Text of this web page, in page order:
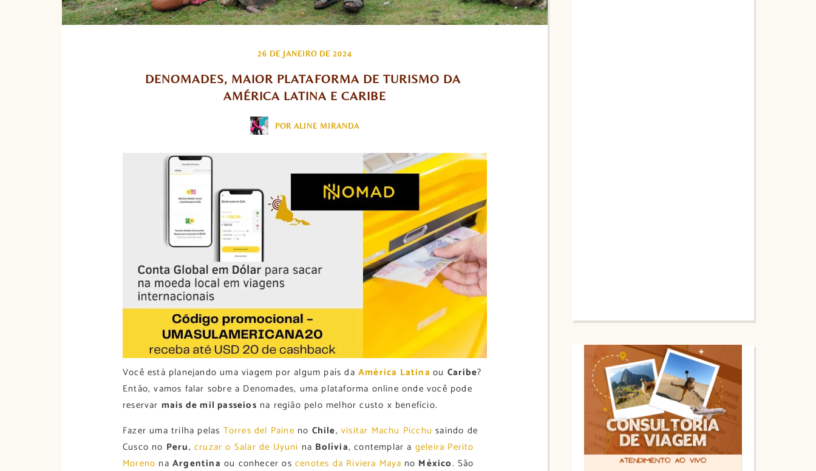
26 DE JANEIRO DE 2024
DENOMADES, MAIOR PLATAFORMA DE TURISMO DA
AMÉRICA LATINA E CARIBE
POR ALINE MIRANDA
Você está planejando uma viagem por algum país daAmérica Latina ou Caribe?
Então, vamos falar sobre a Denomades, uma plataforma online onde você pode
reservar mais de mil passeios na região pelo melhor custo x benefício.
Fazer uma trilha pelas Torres del Paine no Chile,visitar Machu Picchu saindo de
Cusco no Peru,cruzar o Salar de Uyuni na Bolívia, contemplar a geleira Perito
Moreno naArgentina ou conhecer oscenotes da Riviera Maya no México. São